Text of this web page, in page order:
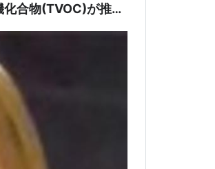
合物(TVOC)が推奨